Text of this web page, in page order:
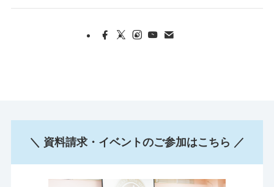
＼ 資料請求・イベントのご参加はこちら ／